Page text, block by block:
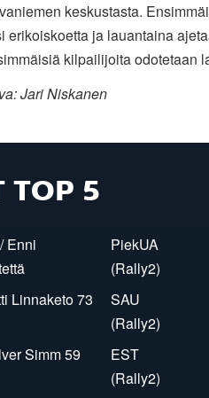
keskustasta.
erikoiskoetta ja lauantaina
kilpailijoita odotetaan
Jari Niskanen
TOP 5
Enni
PiekUA
(Rally2)
Linnaketo 73
SAU
(Rally2)
Simm 59
EST
(Rally2)